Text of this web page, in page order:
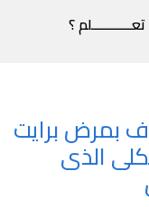
؟
بمرض برايت
الذى